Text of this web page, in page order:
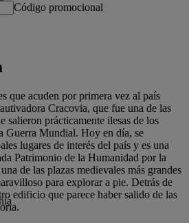
Código promocional
que acuden por primera vez al país
Cracovia, que fue una de las
salieron prácticamente ilesas de los
Guerra Mundial. Hoy en día, se
lugares de interés del país y es una
Patrimonio de la Humanidad por la
de las plazas medievales más grandes
para explorar a pie. Detrás de
edificio que parece haber salido de las